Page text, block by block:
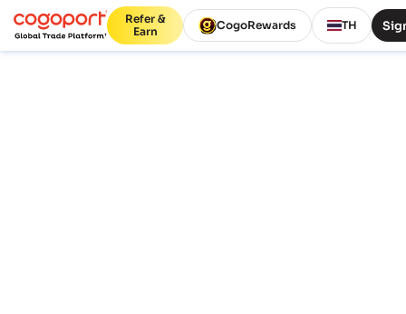
Refer &
Earn
CogoRewards TH